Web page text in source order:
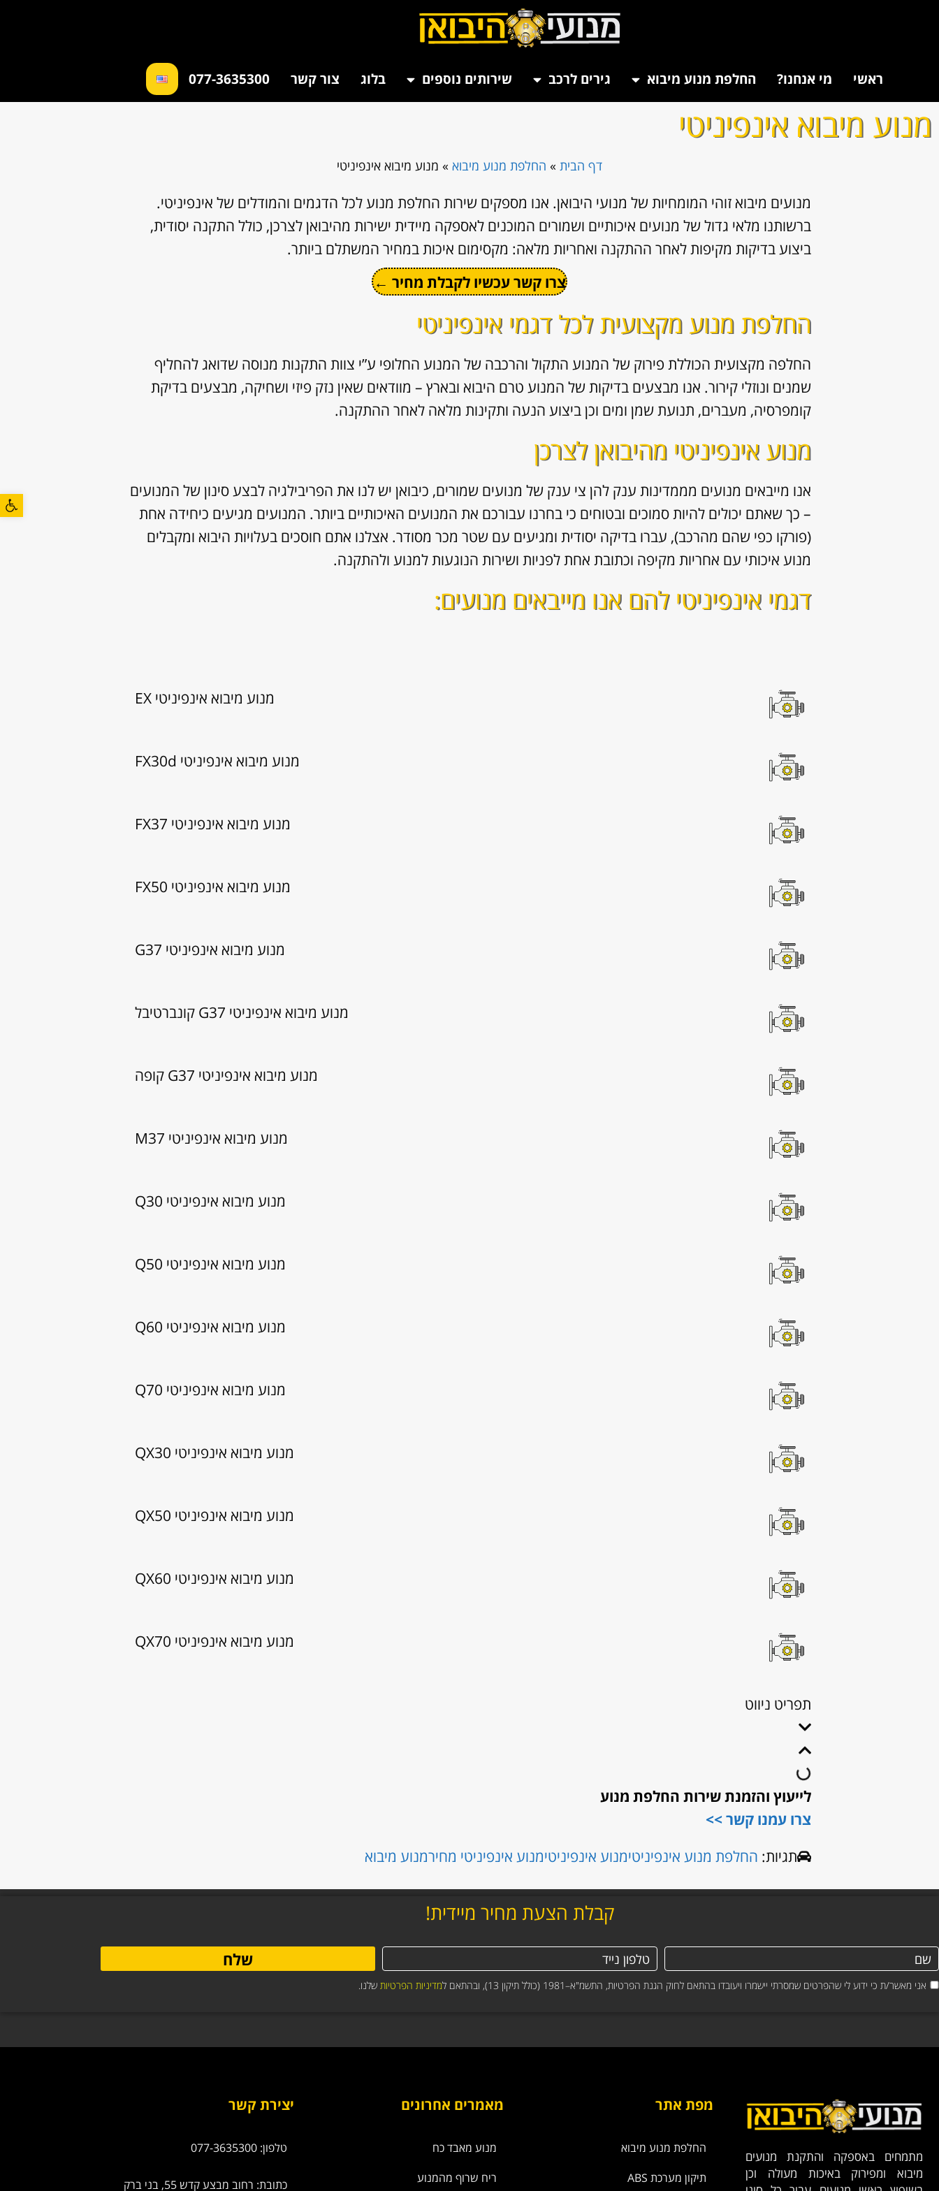
פתח
ראשי מי אנחנו? החלפת מנוע מיבוא גירים לרכב שירותים נוספים בלוג צור קשר 077-3635300
מנוע מיבוא אינפיניטי
דף הבית » החלפת מנוע מיבוא » מנוע מיבוא אינפיניטי
מנועים מיבוא זוהי המומחיות של מנועי היבואן. אנו מספקים שירות החלפת מנוע לכל הדגמים והמודלים של אינפיניטי.
ברשותנו מלאי גדול של מנועים איכותיים ושמורים המוכנים לאספקה מיידית ישירות מהיבואן לצרכן, כולל התקנה יסודית,
ביצוע בדיקות מקיפות לאחר ההתקנה ואחריות מלאה: מקסימום איכות במחיר המשתלם ביותר.
צרו קשר עכשיו לקבלת מחיר ←
החלפת מנוע מקצועית לכל דגמי אינפיניטי
החלפה מקצועית הכוללת פירוק של המנוע התקול והרכבה של המנוע החלופי ע”י צוות התקנות מנוסה שדואג להחליף
שמנים ונוזלי קירור. אנו מבצעים בדיקות של המנוע טרם היבוא ובארץ – מוודאים שאין נזק פיזי ושחיקה, מבצעים בדיקת
קומפרסיה, מעברים, תנועת שמן ומים וכן ביצוע הנעה ותקינות מלאה לאחר ההתקנה.
מנוע אינפיניטי מהיבואן לצרכן
אנו מייבאים מנועים מממדינות ענק להן צי ענק של מנועים שמורים, כיבואן יש לנו את הפריבילגיה לבצע סינון של המנועים
– כך שאתם יכולים להיות סמוכים ובטוחים כי בחרנו עבורכם את המנועים האיכותיים ביותר. המנועים מגיעים כיחידה אחת
(פורקו כפי שהם מהרכב), עברו בדיקה יסודית ומגיעים עם שטר מכר מסודר. אצלנו אתם חוסכים בעלויות היבוא ומקבלים
מנוע איכותי עם אחריות מקיפה וכתובת אחת לפניות ושירות הנוגעות למנוע ולהתקנה.
דגמי אינפיניטי להם אנו מייבאים מנועים:
מנוע מיבוא אינפיניטי EX
מנוע מיבוא אינפיניטי FX30d
מנוע מיבוא אינפיניטי FX37
מנוע מיבוא אינפיניטי FX50
מנוע מיבוא אינפיניטי G37
מנוע מיבוא אינפיניטי G37 קונברטיבל
מנוע מיבוא אינפיניטי G37 קופה
מנוע מיבוא אינפיניטי M37
מנוע מיבוא אינפיניטי Q30
מנוע מיבוא אינפיניטי Q50
מנוע מיבוא אינפיניטי Q60
מנוע מיבוא אינפיניטי Q70
מנוע מיבוא אינפיניטי QX30
מנוע מיבוא אינפיניטי QX50
מנוע מיבוא אינפיניטי QX60
מנוע מיבוא אינפיניטי QX70
תפריט ניווט
לייעוץ והזמנת שירות החלפת מנוע
צרו עמנו קשר >>
תגיות: החלפת מנוע אינפיניטימנוע אינפיניטימנוע אינפיניטי מחירמנוע מיבוא
קבלת הצעת מחיר מיידית!
אני מאשר/ת כי ידוע לי שהפרטים שמסרתי יישמרו ויעובדו בהתאם לחוק הגנת הפרטיות, התשמ"א–1981 (כולל תיקון 13), ובהתאם ל מדיניות הפרטיות שלנו.
שלח
מתמחים באספקה והתקנת מנועים
מיבוא ומפירוק באיכות מעולה וכן
מפת אתר
החלפת מנוע מיבוא
תיקון מערכת ABS
מאמרים אחרונים
מנוע מאבד כח
ריח שרוף מהמנוע
יצירת קשר
טלפון: 077-3635300
כתובת: רחוב מבצע קדש 55, בני ברק